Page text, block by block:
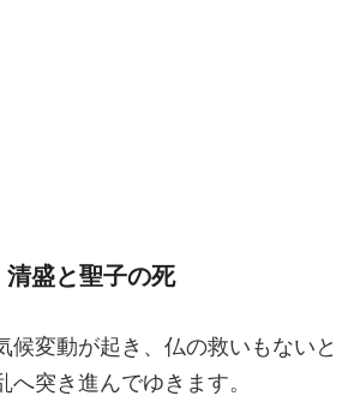
清盛と聖子の死
変動が起き、仏の救いもないと
へ突き進んでゆきます。